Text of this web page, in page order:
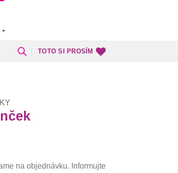
TOTO SI PROSÍM
na objednávku. Informujte